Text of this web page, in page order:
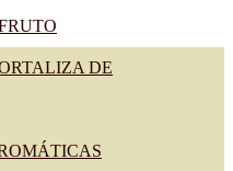
DE
desde
13.90€
hasta